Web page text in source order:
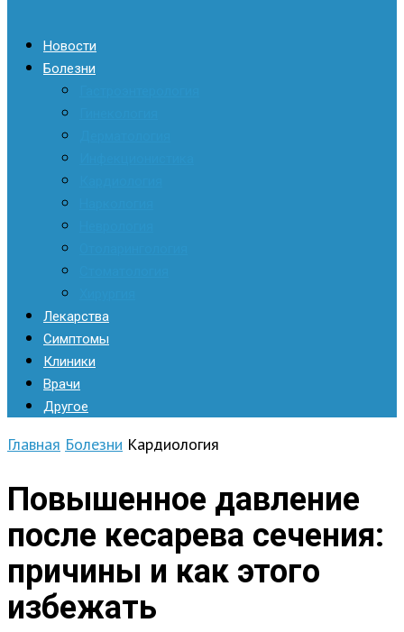
Новости
Болезни
Лекарства
Симптомы
Клиники
Врачи
Другое
Главная Болезни Кардиология
Повышенное давление
после кесарева сечения:
причины и как этого
избежать